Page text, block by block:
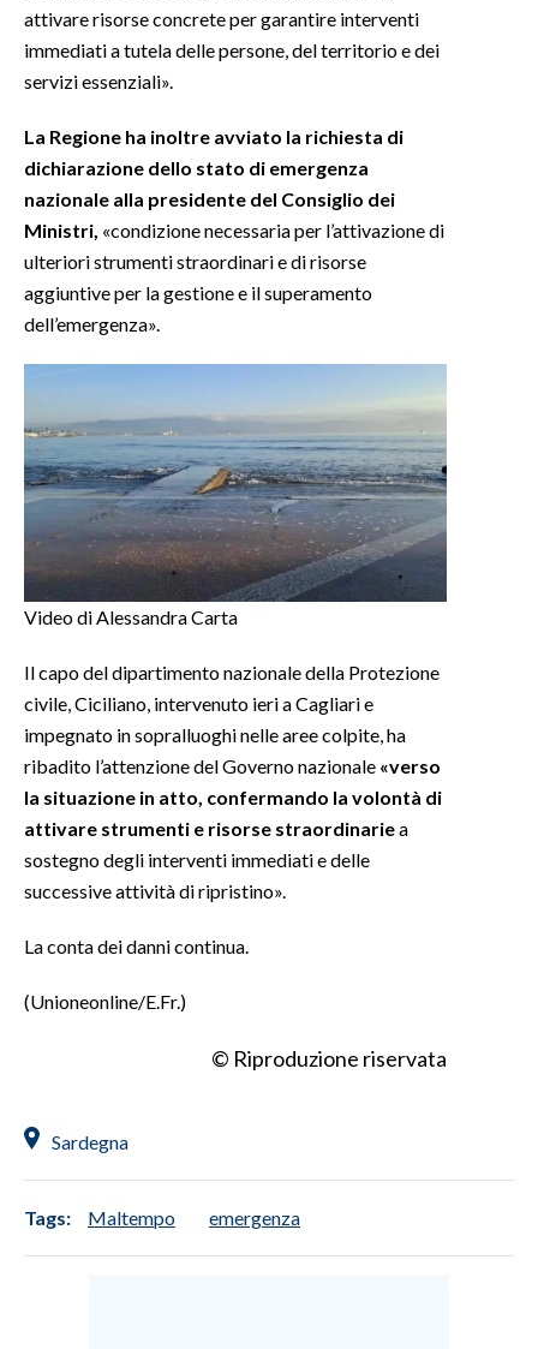
attivare risorse concrete per garantire interventi
immediati a tutela delle persone, del territorio e dei
servizi essenziali».
La Regione ha inoltre avviato la richiesta di
dichiarazione dello stato di emergenza
nazionale alla presidente del Consiglio dei
Ministri, «condizione necessaria per l’attivazione di
ulteriori strumenti straordinari e di risorse
aggiuntive per la gestione e il superamento
dell’emergenza».
Video di Alessandra Carta
Il capo del dipartimento nazionale della Protezione
civile, Ciciliano, intervenuto ieri a Cagliari e
impegnato in sopralluoghi nelle aree colpite, ha
ribadito l’attenzione del Governo nazionale «verso
la situazione in atto, confermando la volontà di
attivare strumenti e risorse straordinariea
sostegno degli interventi immediati e delle
successive attività di ripristino».
La conta dei danni continua.
(Unioneonline/E.Fr.)
© Riproduzione riservata
Sardegna
Tags: Maltempo emergenza